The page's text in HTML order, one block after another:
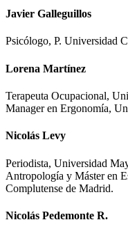
Javier Galleguillos
Psicólogo, P. Universidad
Lorena Martínez
Terapeuta Ocupacional,
Manager en Ergonomía,
Nicolás Levy
Periodista, Universidad
Antropología y Máster en
Complutense de Madrid.
Nicolás Pedemonte R.